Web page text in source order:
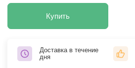
Купить
Доставка в течение
дня